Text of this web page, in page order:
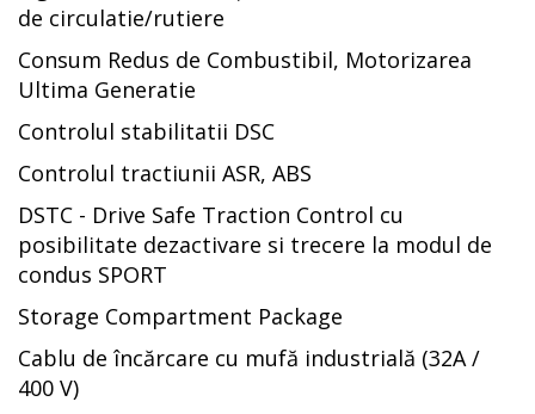
de circulatie/rutiere
Consum Redus de Combustibil, Motorizarea
Ultima Generatie
Controlul stabilitatii DSC
Controlul tractiunii ASR, ABS
DSTC - Drive Safe Traction Control cu
posibilitate dezactivare si trecere la modul de
condus SPORT
Storage Compartment Package
Cablu de încărcare cu mufă industrială (32A /
400 V)